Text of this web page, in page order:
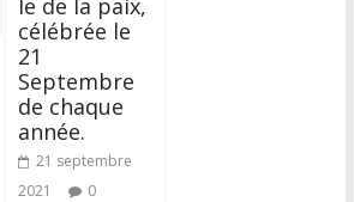
le de la paix,
célébrée le
21
Septembre
de chaque
année.
21 septembre
2021
0